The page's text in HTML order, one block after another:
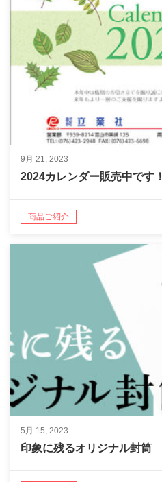
9月 21, 2023
2024カレンダー販売中です！
商品ご紹介
5月 15, 2023
印象に残るオリジナル封筒